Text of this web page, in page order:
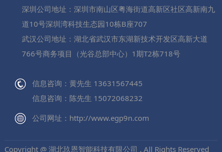
深圳公司地址：深圳市南山区粤海街道高新区社区高新南九
道10号深圳湾科技生态园10栋B座707
武汉公司地址：湖北省武汉市东湖新技术开发区高新大道
766号商务项目（光谷总部中心）1期T2栋718号
信息咨询：黄先生 13631567445
信息咨询：陈先生 15072068232
公司网址：http://www.egp9n.com
Copyright @ 湖北玖恩智能科技有限公司 . All Rights Reserved